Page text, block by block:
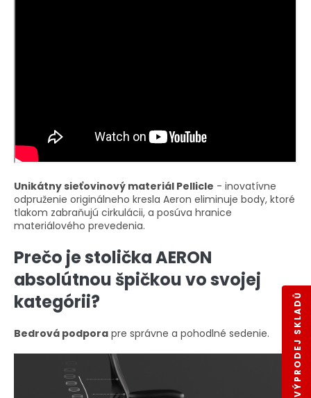
Unikátny sieťovinový materiál Pellicle - inovatívne
odpruženie originálneho kresla Aeron eliminuje body, ktoré
tlakom zabraňujú cirkulácii, a posúva hranice
materiálového prevedenia.
Prečo je stolička AERON
absolútnou špičkou vo svojej
kategórii?
Bedrová podpora pre správne a pohodlné sedenie. VÝPRODEJ SKLADŮ